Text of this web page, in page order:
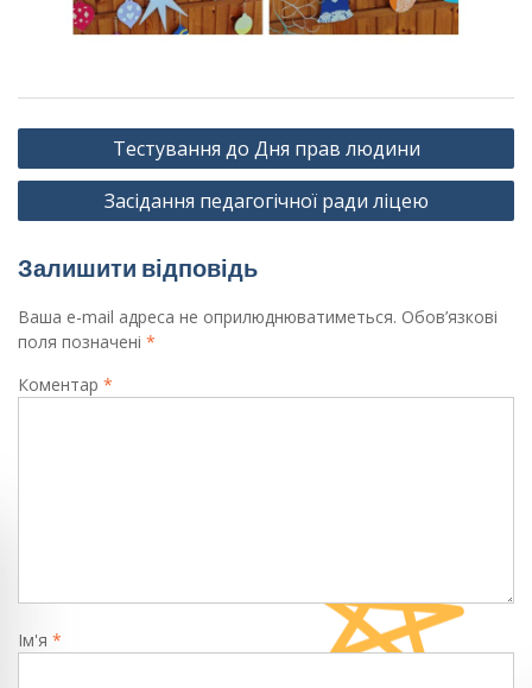
Навігація
записів
Тестування до Дня прав людини
Засідання педагогічної ради ліцею
Залишити відповідь
Ваша e-mail адреса не оприлюднюватиметься. Обов’язкові
поля позначені *
Коментар *
Ім'я *